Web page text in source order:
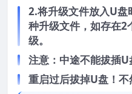
2.将升级文件放入U
种升级文件，如存在2
级。
注意：中途不能拔插U
重启过后拔掉U盘！不